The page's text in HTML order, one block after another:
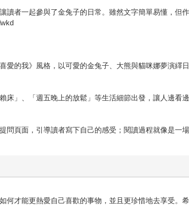
讓讀者一起參與了金兔子的日常。雖然文字簡單易懂，
愛的我》風格，以可愛的金兔子、大熊與貓咪娜夢演繹
床」、「週五晚上的放鬆」等生活細節出發，讓人邊看
問頁面，引導讀者寫下自己的感受；閱讀過程就像是一場
何才能更熱愛自己喜歡的事物，並且更珍惜地去享受